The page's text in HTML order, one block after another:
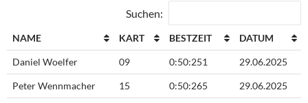
Suchen:
NAME KART BESTZEIT DATUM
Daniel Woelfer 09 0:50:251 29.06.2025
Peter Wennmacher 15 0:50:265 29.06.2025